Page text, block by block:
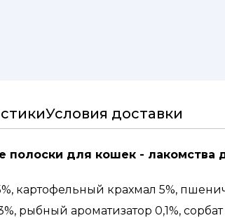
Условия доставки
полоски для кошек - лакомства
картофельный крахмал 5%,
рыбный ароматизатор 0,1%, сорбат